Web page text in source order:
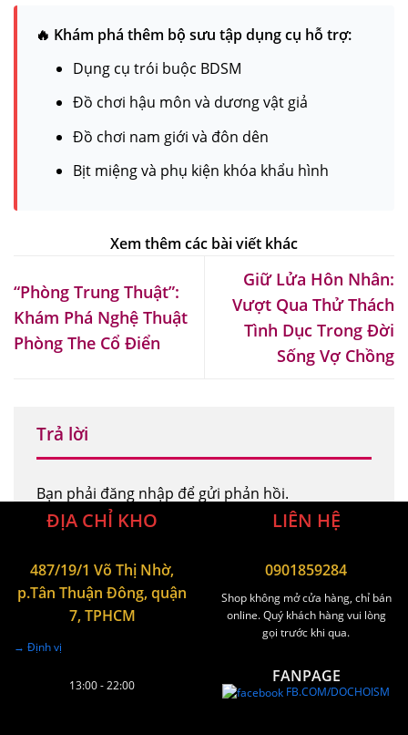
🔥 Khám phá thêm bộ sưu tập dụng cụ hỗ trợ:
Dụng cụ trói buộc BDSM
Đồ chơi hậu môn và dương vật giả
Đồ chơi nam giới và đôn dên
Bịt miệng và phụ kiện khóa khẩu hình
“Phòng Trung Thuật”:
Khám Phá Nghệ Thuật
Phòng The Cổ Điển
Giữ Lửa Hôn Nhân:
Vượt Qua Thử Thách
Tình Dục Trong Đời
Sống Vợ Chồng
Trả lời
Bạn phải đăng nhập để gửi phản hồi.
ĐỊA CHỈ KHO
487/19/1 Võ Thị Nhờ,
p.Tân Thuận Đông, quận
7, TPHCM
→ Định vị
13:00 - 22:00
LIÊN HỆ
0901859284
Shop không mở cửa hàng, chỉ bán
online. Quý khách hàng vui lòng
gọi trước khi qua.
FANPAGE
FB.COM/DOCHOISM